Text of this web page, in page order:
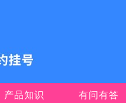
产品知识 有问有答